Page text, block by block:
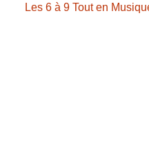
Les 6 à 9 Tout en